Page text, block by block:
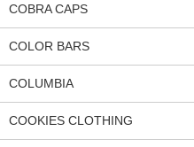
COBRA CAPS
COLOR BARS
COLUMBIA
COOKIES CLOTHING